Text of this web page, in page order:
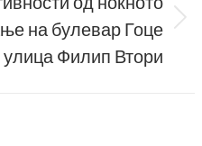
на булевар Гоце
Филип Втори